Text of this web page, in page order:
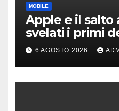
MOBILE
Apple e il salto
svelati i primi
display dei
gamma
6 AGOSTO 2026